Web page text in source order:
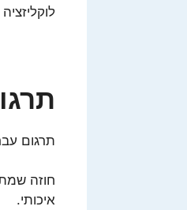
תרגום
חוזה
איכותי.